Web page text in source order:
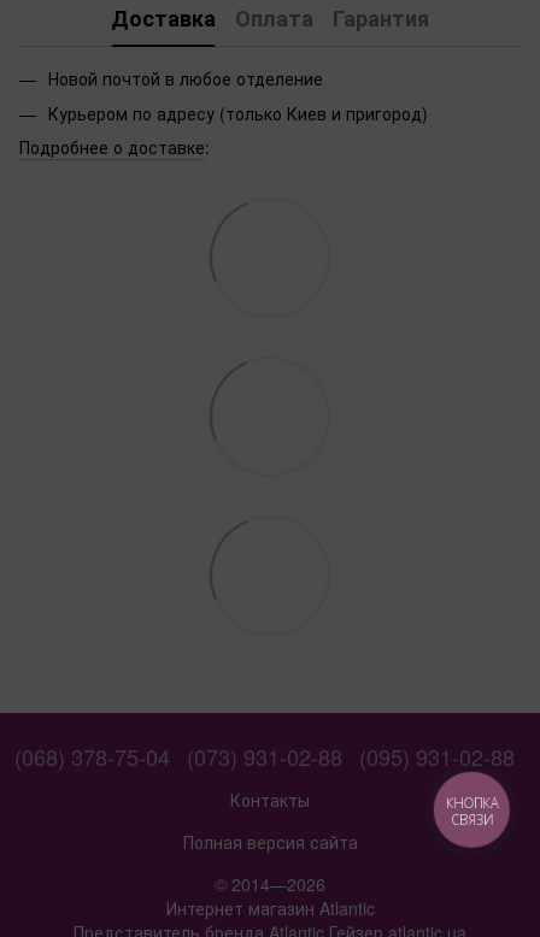
Доставка Оплата Гарантия
Новой почтой в любое отделение
Курьером по адресу (только Киев и пригород)
Подробнее о доставке:
(068) 378-75-04 (073) 931-02-88 (095) 931-02-88
Контакты
Полная версия сайта
© 2014—2026
Интернет магазин Atlantic
Представитель бренда Atlantic Гейзер atlantic.ua
КНОПКА
СВЯЗИ